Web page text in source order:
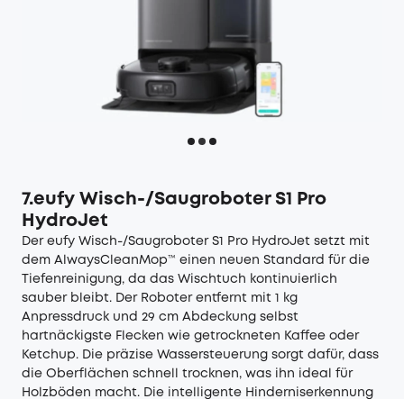
7.eufy Wisch-/Saugroboter S1 Pro
HydroJet
Der eufy Wisch-/Saugroboter S1 Pro HydroJet setzt mit
dem AlwaysCleanMop™ einen neuen Standard für die
Tiefenreinigung, da das Wischtuch kontinuierlich
sauber bleibt. Der Roboter entfernt mit 1 kg
Anpressdruck und 29 cm Abdeckung selbst
hartnäckigste Flecken wie getrockneten Kaffee oder
Ketchup. Die präzise Wassersteuerung sorgt dafür, dass
die Oberflächen schnell trocknen, was ihn ideal für
Holzböden macht. Die intelligente Hinderniserkennung